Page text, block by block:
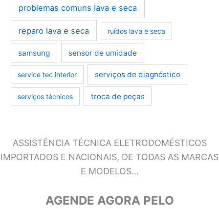
problemas comuns lava e seca
reparo lava e seca ruídos lava e seca
samsung sensor de umidade
service tec interior serviços de diagnóstico
serviços técnicos troca de peças
ASSISTÊNCIA TÉCNICA ELETRODOMÉSTICOS
IMPORTADOS E NACIONAIS, DE TODAS AS MARCAS
E MODELOS…
AGENDE AGORA PELO